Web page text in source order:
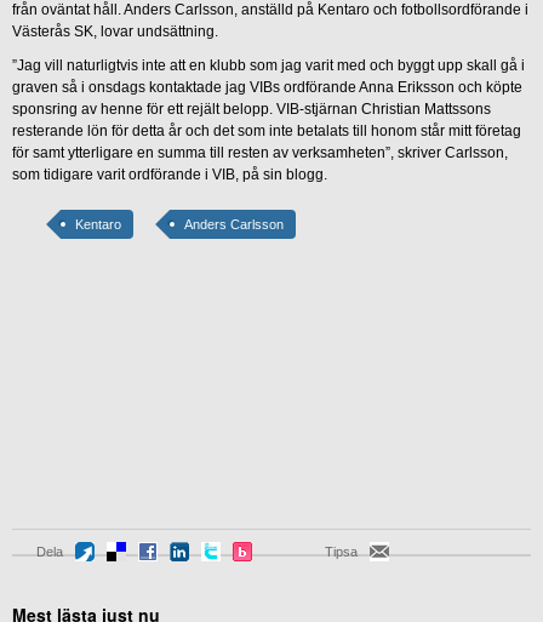
från oväntat håll. Anders Carlsson, anställd på Kentaro och fotbollsordförande i
Västerås SK, lovar undsättning.
”Jag vill naturligtvis inte att en klubb som jag varit med och byggt upp skall gå i
graven så i onsdags kontaktade jag VIBs ordförande Anna Eriksson och köpte
sponsring av henne för ett rejält belopp. VIB-stjärnan Christian Mattssons
resterande lön för detta år och det som inte betalats till honom står mitt företag
för samt ytterligare en summa till resten av verksamheten”, skriver Carlsson,
som tidigare varit ordförande i VIB, på sin blogg.
Kentaro Anders Carlsson
Dela Tipsa
Mest lästa just nu